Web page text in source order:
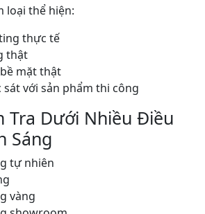
loại thể hiện:
thực tế
thật
mặt thật
sát với sản phẩm thi công
Tra Dưới Nhiều Điều
Sáng
tự nhiên
vàng